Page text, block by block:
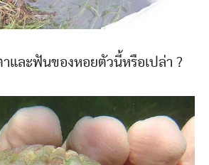
และฟันของหอยตัวนี้หรือเปล่า ?